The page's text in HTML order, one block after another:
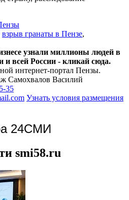
взрыв гранаты в Пензе,
узнали миллионы людей в
и всей России - кликай сюда.
интернет-портал Пензы.
Самохвалов Василий
35
Узнать условия размещения
24СМИ
smi58.ru